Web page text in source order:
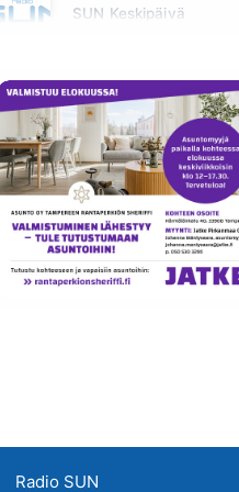
SUN Keskipäivä
Radio SUN